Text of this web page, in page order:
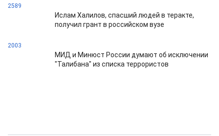
2589
Ислам Халилов, спасший людей в теракте,
получил грант в российском вузе
2003
МИД и Минюст России думают об исключении
"Талибана" из списка террористов